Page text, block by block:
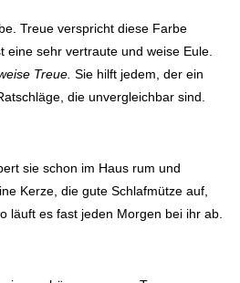
Treue verspricht diese Farbe
eine sehr vertraute und weise Eule.
Treue. Sie hilft jedem, der ein
die unvergleichbar sind.
sie schon im Haus rum und
Kerze, die gute Schlafmütze auf,
läuft es fast jeden Morgen bei ihr ab.